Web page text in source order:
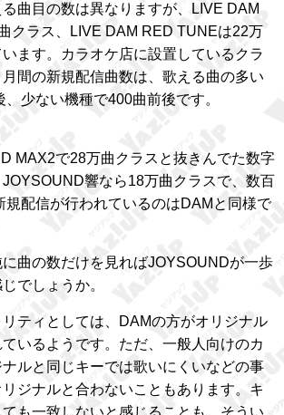
曲目の数は異なりますが、LIVE DAM
クラス、LIVE DAM RED TUNEは22万
ます。カラオケ店に設置しているクラ
間の新規配信曲数は、歌える曲の多い
少ない機種で400曲前後です。
MAX2で28万曲クラスと抜きんでた数字
響なら18万曲クラスで、数百
規配信が行われているのはDAMと同様で
曲の数だけを見ればJOYSOUNDが一歩
でしょうか。
ティとしては、DAMの方がオリジナル
いるようです。ただ、一般人向けのカ
ルと同じキーでは歌いにくいなどの事
ジナルと合わないこともあります。キ